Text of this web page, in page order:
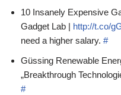
10 Insanely Expensive
Gadget Lab | http://t.co/
need a higher salary. #
Güssing Renewable
„Breakthrough
#